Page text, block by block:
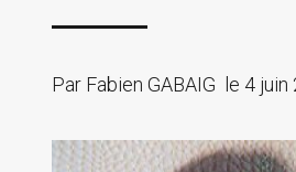
Par Fabien GABAIG le 4 juin